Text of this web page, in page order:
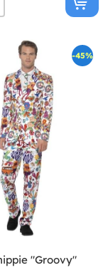
-45%
"Groovy"